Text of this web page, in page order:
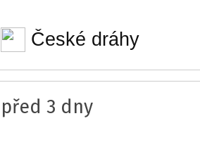
České dráhy
před 3 dny